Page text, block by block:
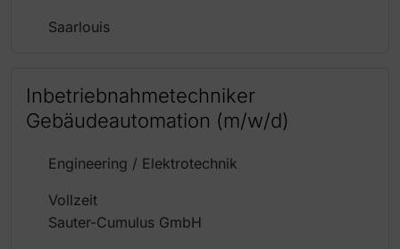
Saarlouis
Inbetriebnahmetechniker
Gebäudeautomation (m/w/d)
Engineering / Elektrotechnik
Vollzeit
Sauter-Cumulus GmbH